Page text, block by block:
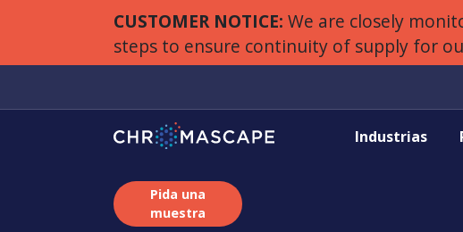
CUSTOMER NOTICE: We are closely
steps to ensure continuity of supply for
Industrias
Pida una
muestra